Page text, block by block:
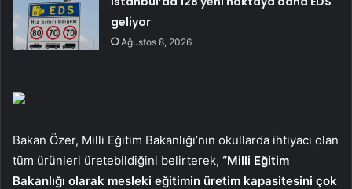
geliyor
Ağustos 8, 2026
Bakan Özer, Milli Eğitim Bakanlığı’nın okullarda ihtiyacı olan
tüm ürünleri üretebildiğini belirterek, “Milli Eğitim
Bakanlığı olarak mesleki eğitimin üretim kapasitesini çok